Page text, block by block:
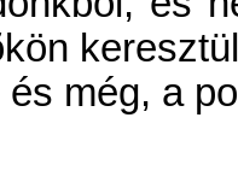
még, a